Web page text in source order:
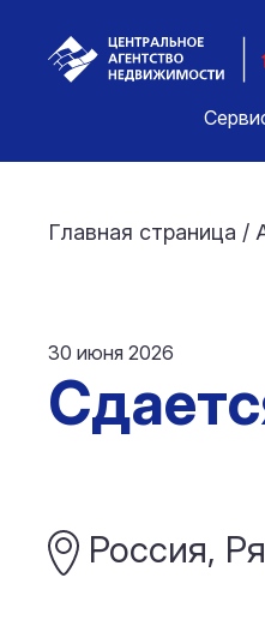
Главная страница /
30 июня 2026
Россия,